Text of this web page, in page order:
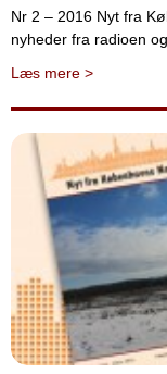
Nr 2 – 2016 Nyt fra
nyheder fra radioen
Læs mere >